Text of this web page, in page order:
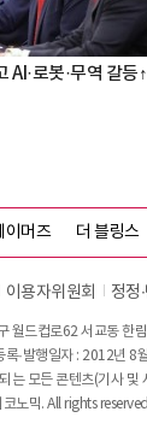
AI·로봇·무역 갈등↑
이머즈 더 블링스
이용자위원회 정정
월드컵로62 서교동 한
·발행일자 : 2012년 8
는 모든 콘텐츠(기사 및
노믹. All rights